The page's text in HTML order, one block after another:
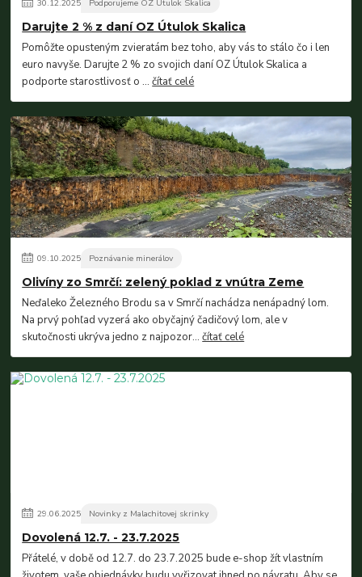
30.12.2025 Podporujeme OZ Útulok Skalica
Darujte 2 % z daní OZ Útulok Skalica
Pomôžte opusteným zvieratám bez toho, aby vás to stálo čo i len
euro navyše. Darujte 2 % zo svojich daní OZ Útulok Skalica a
podporte starostlivosť o ...čítať celé
09.10.2025 Poznávanie minerálov
Olivíny zo Smrčí: zelený poklad z vnútra Zeme
Neďaleko Železného Brodu sa v Smrčí nachádza nenápadný lom.
Na prvý pohľad vyzerá ako obyčajný čadičový lom, ale v
skutočnosti ukrýva jedno z najpozor...čítať celé
29.06.2025 Novinky z Malachitovej skrinky
Dovolená 12.7. - 23.7.2025
Přátelé, v době od 12.7. do 23.7.2025 bude e-shop žít vlastním